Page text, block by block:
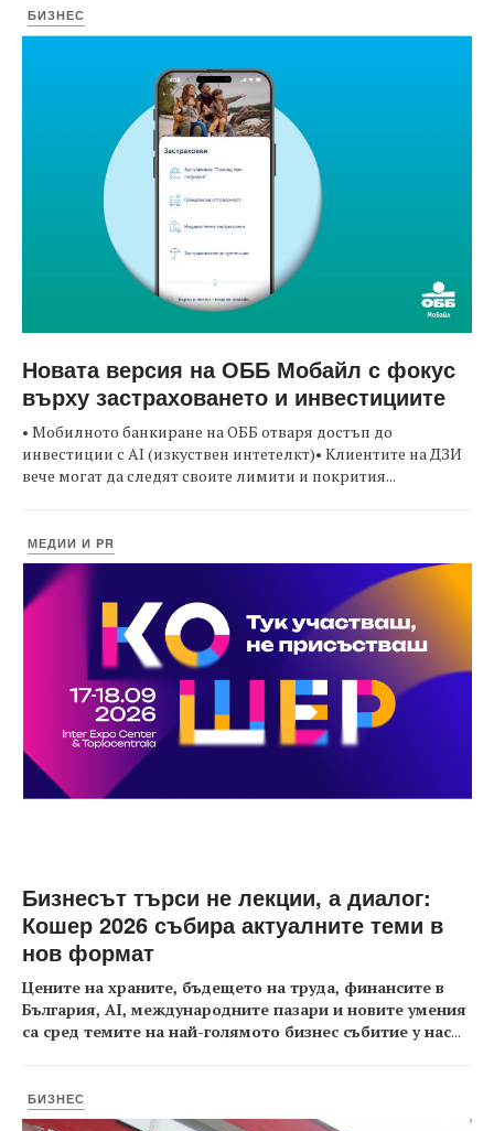
БИЗНЕС
Новата версия на ОББ Мобайл с фокус
върху застраховането и инвестициите
• Мобилното банкиране на ОББ отваря достъп до
инвестиции с AI (изкуствен интетелкт)• Клиентите на ДЗИ
вече могат да следят своите лимити и покрития...
МЕДИИ И PR
Бизнесът търси не лекции, а диалог:
Кошер 2026 събира актуалните теми в
нов формат
Цените на храните, бъдещето на труда, финансите в
България, AI, международните пазари и новите умения
са сред темите на най-голямото бизнес събитие у нас...
БИЗНЕС